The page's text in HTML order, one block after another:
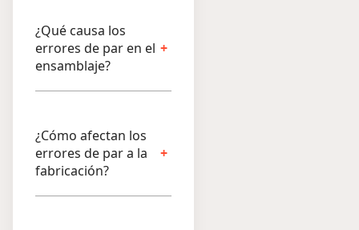
¿Qué causa los
errores de par en el
ensamblaje?
¿Cómo afectan los
errores de par a la
fabricación?